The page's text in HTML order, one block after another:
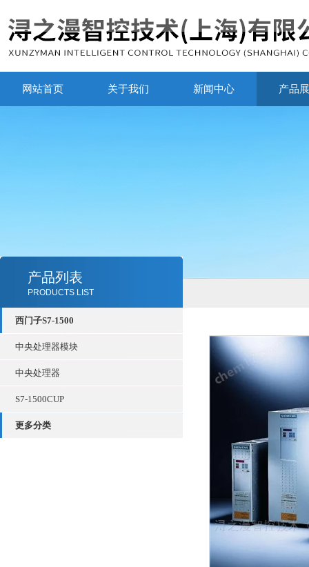
网站首页 关于我们 新闻中心 产品
产品列表
PRODUCTS LIST
西门子S7-1500
中央处理器模块
中央处理器
S7-1500CUP
更多分类